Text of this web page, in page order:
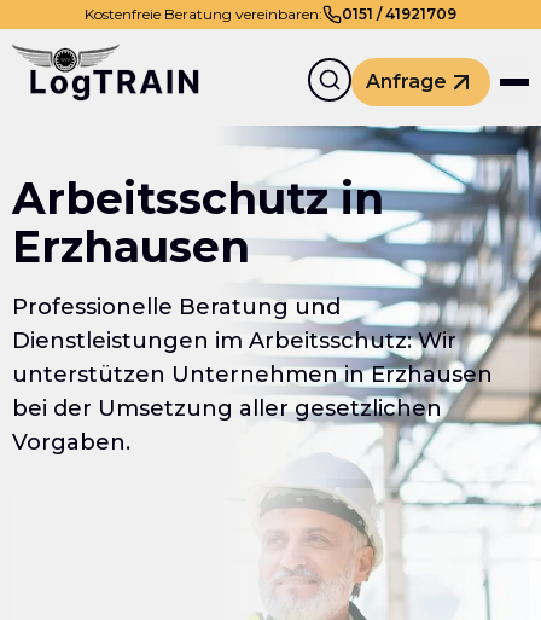
Kostenfreie Beratung vereinbaren: 0151 /41921709
Anfrage
Arbeitsschutz in
Erzhausen
Professionelle Beratung und
Dienstleistungen im Arbeitsschutz: Wir
unterstützen Unternehmen in Erzhausen
bei der Umsetzung aller gesetzlichen
Vorgaben.